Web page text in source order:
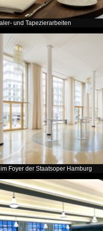
und Tapezierarbeiten
Foyer der Staatsoper Hamburg